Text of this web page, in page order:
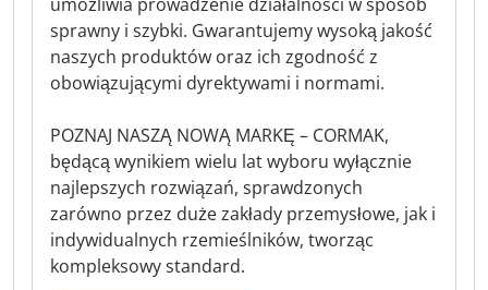
sprawny i szybki. Gwarantujemy wysoką jakość
naszych produktów oraz ich zgodność z
obowiązującymi dyrektywami i normami.
POZNAJ NASZĄ NOWĄ MARKĘ – CORMAK,
będącą wynikiem wielu lat wyboru wyłącznie
najlepszych rozwiązań, sprawdzonych
zarówno przez duże zakłady przemysłowe, jak i
indywidualnych rzemieślników, tworząc
kompleksowy standard.